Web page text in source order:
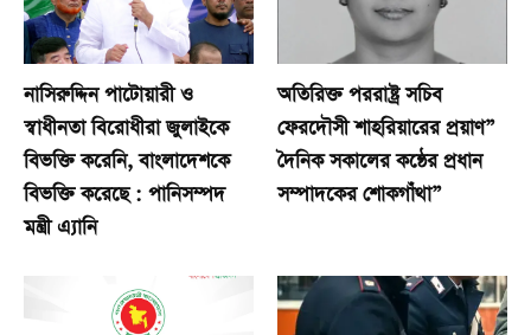
নাসিরুদ্দিন পাটোয়ারী ও
স্বাধীনতা বিরোধীরা জুলাইকে
বিভক্তি করেনি, বাংলাদেশকে
বিভক্তি করেছে : পানিসম্পদ
মন্ত্রী এ্যানি
অতিরিক্ত পররাষ্ট্র সচিব
ফেরদৌসী শাহরিয়ারের প্রয়াণ”
দৈনিক সকালের কন্ঠের প্রধান
সম্পাদকের শোকগাঁথা”